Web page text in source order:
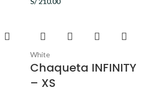
White
Chaqueta INFINITY
– XS